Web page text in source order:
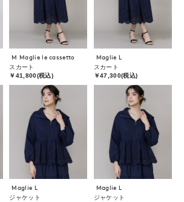
M Maglie le cassetto
スカート
￥41,800(税込)
Maglie L
スカート
￥47,300(税込)
Maglie L
ジャケット
Maglie L
ジャケット